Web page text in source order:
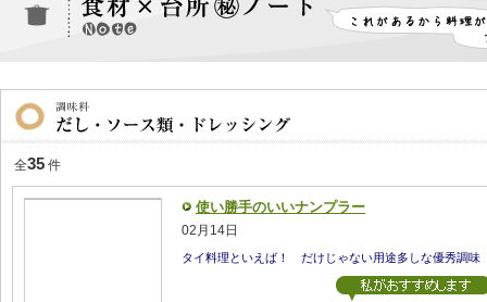
全35 件
使い勝手のいいナンプラー
02月14日
タイ料理といえば！ だけじゃない用途多しな優秀調味